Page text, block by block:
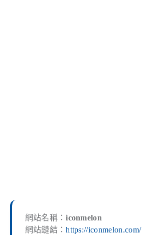
網站名稱：iconmelon
網站鏈結：https://iconmelon.com/